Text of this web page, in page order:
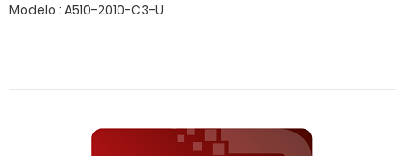
Modelo : A510-2010-C3-U